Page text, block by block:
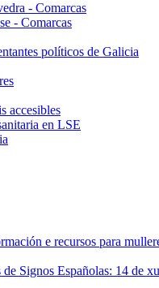
- Comarcas
- Comarcas
políticos de Galicia
accesibles
en LSE
e recursos para
Signos Españolas: 14 de